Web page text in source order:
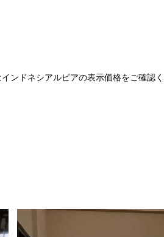
ンドネシアルピアの表示価格をご確認